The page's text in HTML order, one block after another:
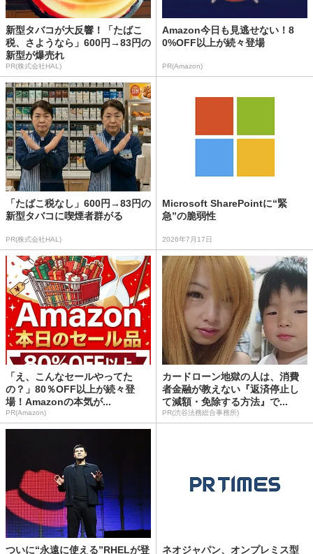
新型タバコが大反響！「たばこ
税、さようなら」600円→83円の
新型が爆売れ
PR(株式会社HAL)
Amazon今日も見逃せない！8
0%OFF以上が続々登場
PR(Amazon)
「たばこ税なし」600円→83円の
新型タバコに喫煙者群がる
PR(株式会社HAL)
Microsoft SharePointに“緊
急”の脆弱性
2026年7月17日
「え、こんなセールやってた
の？」80％OFF以上が続々登
場！Amazonの本気が...
PR(Amazon)
カードローン地獄の人は、消費
者金融が教えない『返済停止し
て減額・免除する方法』で...
PR(渋谷法務総合事務所)
ついに“永遠に使える”RHELが登 ネオジャパン、オンプレミス型